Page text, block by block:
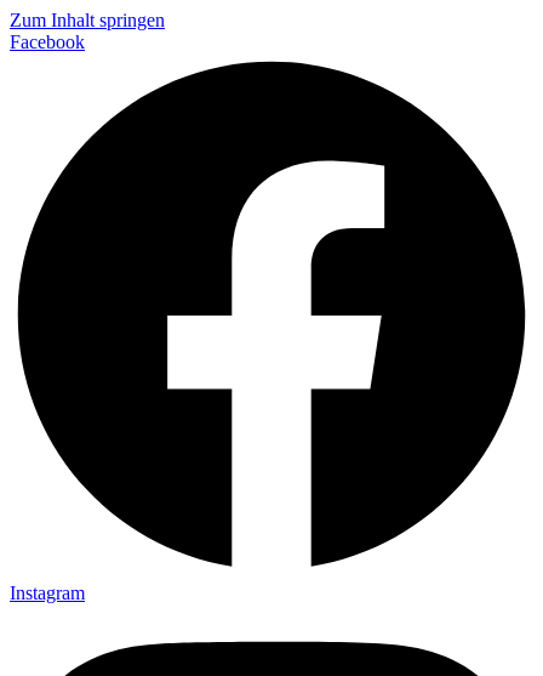
Zum Inhalt springen
Facebook
Instagram